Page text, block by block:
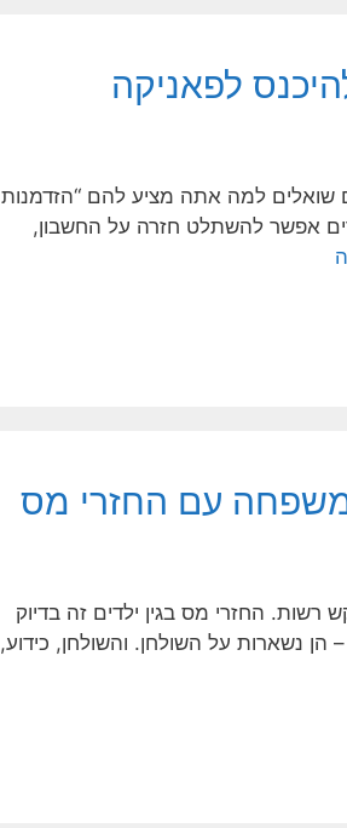
לפאניקה
שואלים למה אתה מציע להם “הזדמנות
אפשר להשתלט חזרה על החשבון,
עם החזרי מס
החזרי מס בגין ילדים זה בדיוק
נשארות על השולחן. והשולחן, כידוע,